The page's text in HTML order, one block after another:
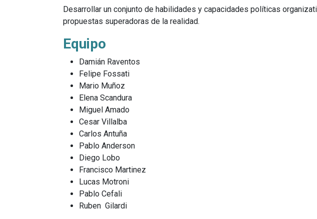
Desarrollar un conjunto de habilidades y capacidades políticas
propuestas superadoras de la realidad.
Equipo
Damián Raventos
Felipe Fossati
Mario Muñoz
Elena Scandura
Miguel Amado
Cesar Villalba
Carlos Antuña
Pablo Anderson
Diego Lobo
Francisco Martinez
Lucas Motroni
Pablo Cefali
Ruben Gilardi